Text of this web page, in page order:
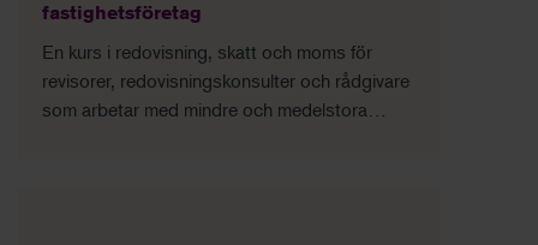
fastighetsföretag
En kurs i redovisning, skatt och moms för
revisorer, redovisningskonsulter och rådgivare
som arbetar med mindre och medelstora